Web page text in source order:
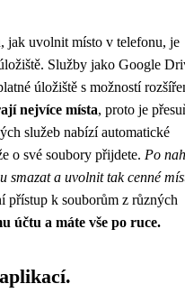
jak uvolnit místo v telefonu, je
Služby jako Google
úložiště s možností
nejvíce místa, proto je
služeb nabízí automatické
o své soubory přijdete. Po
smazat a uvolnit tak cenné
přístup k souborům z různých
účtu a máte vše po ruce.